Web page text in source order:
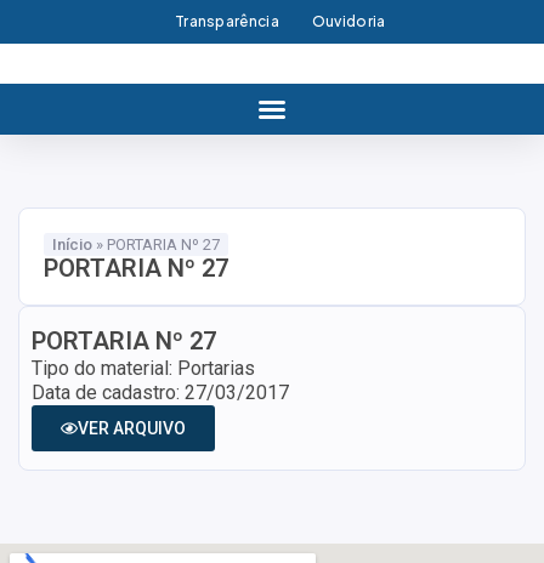
Transparência Ouvidoria
Início » PORTARIA Nº 27
PORTARIA Nº 27
PORTARIA Nº 27
Tipo do material: Portarias
Data de cadastro: 27/03/2017
VER ARQUIVO